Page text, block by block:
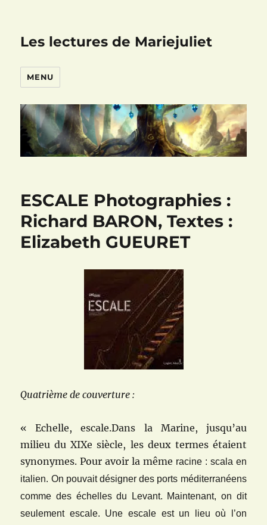
Les lectures de Mariejuliet
MENU
ESCALE Photographies :
Richard BARON, Textes :
Elizabeth GUEURET
Quatrième de couverture :
« Echelle, escale.Dans la Marine, jusqu’au
milieu du XIXe siècle, les deux termes étaient
synonymes. Pour avoir la même racine : scala en
italien. On pouvait désigner des ports méditerranéens
comme des échelles du Levant. Maintenant, on dit
seulement escale. Une escale est un lieu où l’on